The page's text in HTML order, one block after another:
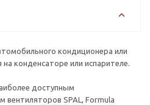
кондиционера или
конденсаторе или испарителе.
доступным
вентиляторов SPAL, Formula